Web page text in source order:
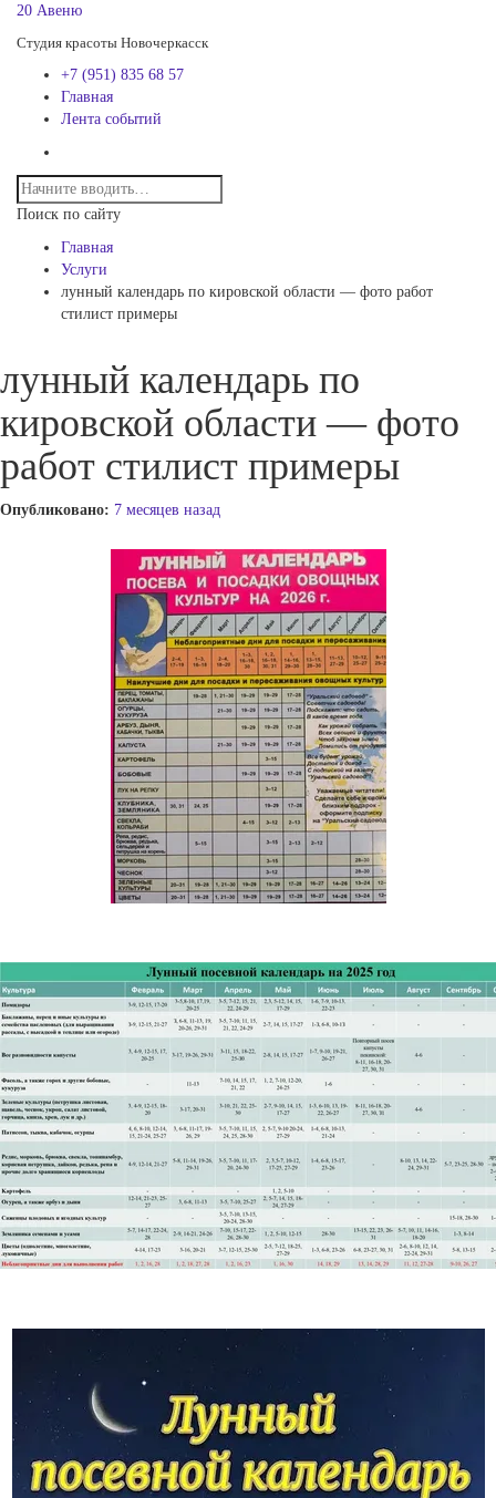
20 Авеню
Студия красоты Новочеркасск
+7 (951) 835 68 57
Главная
Лента событий
Поиск по сайту
Главная
Услуги
лунный календарь по кировской области — фото работ
стилист примеры
лунный календарь по
кировской области — фото
работ стилист примеры
Опубликовано: 7 месяцев назад